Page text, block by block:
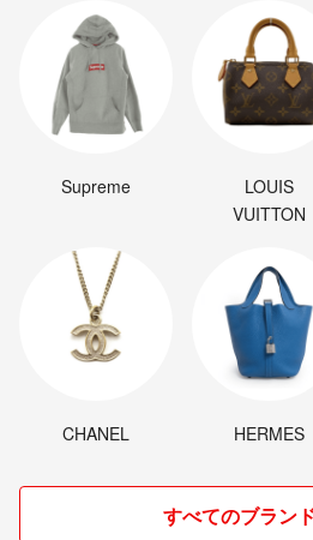
Supreme
LOUIS
VUITTON
CHANEL HERMES
すべてのブラン